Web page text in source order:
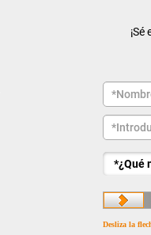
Desliza la